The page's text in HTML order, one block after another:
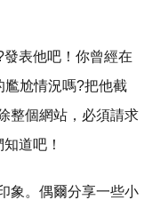
表他吧！你曾經在
尷尬情況嗎?把他截
整個網站，必須請求
道吧！
象。偶爾分享一些小